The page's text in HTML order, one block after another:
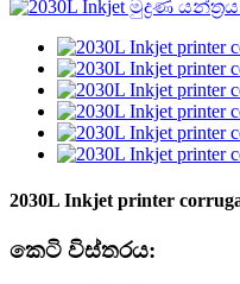
2030L Inkjet printer
කෙටි විස්තරය: